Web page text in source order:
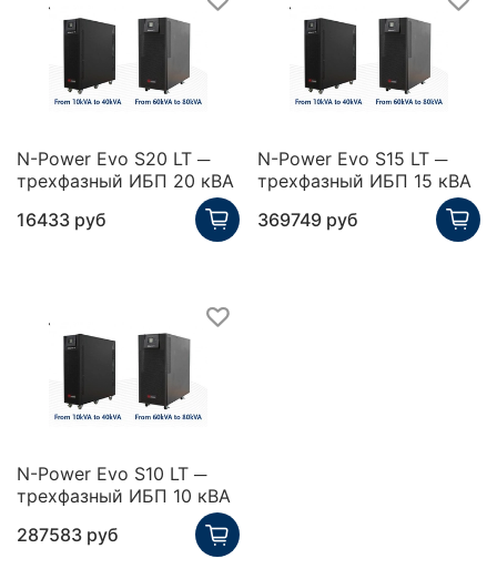
N-Power Evo S20 LT ─
трехфазный ИБП 20 кВА
16433 руб
N-Power Evo S15 LT ─
трехфазный ИБП 15 кВА
369749 руб
N-Power Evo S10 LT ─
трехфазный ИБП 10 кВА
287583 руб